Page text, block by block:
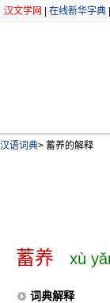
汉文学网 在线新华字典
汉语词典> 蓄养的解释
蓄养 xù
词典解释